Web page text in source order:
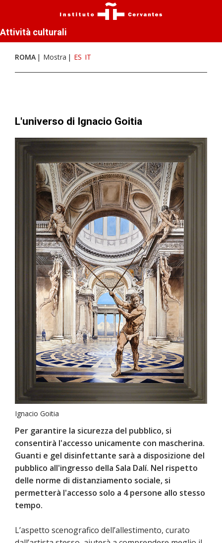
Attività culturali
ROMA Mostra ES IT
L'universo di Ignacio Goitia
Ignacio Goitia
Per garantire la sicurezza del pubblico, si
consentirà l'accesso unicamente con mascherina.
Guanti e gel disinfettante sarà a disposizione del
pubblico all'ingresso della Sala Dalí. Nel rispetto
delle norme di distanziamento sociale, si
permetterà l'accesso solo a 4 persone allo stesso
tempo.
L’aspetto scenografico dell’allestimento, curato